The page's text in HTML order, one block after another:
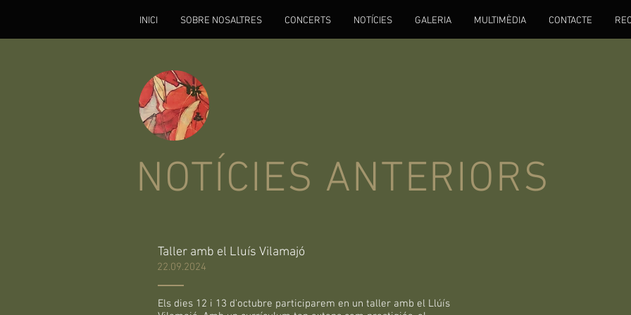
INICI SOBRE NOSALTRES CONCERTS NOTÍCIES GALERIA MULTIMÈDIA CONTACTE
NOTÍCIES ANTERIORS
Taller amb el Lluís Vilamajó
22.09.2024
Els dies 12 i 13 d'octubre participarem en un taller amb el Llúís